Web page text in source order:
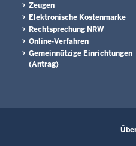
Zeugen
Elektronische Kostenmarke
Rechtsprechung NRW
Online-Verfahren
Gemeinnützige Einrichtungen
(Antrag)